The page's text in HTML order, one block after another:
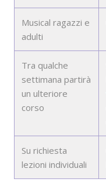
Musical ragazzi e
adulti
Tra qualche
settimana partirà
un ulteriore
corso
Su richiesta
lezioni individuali